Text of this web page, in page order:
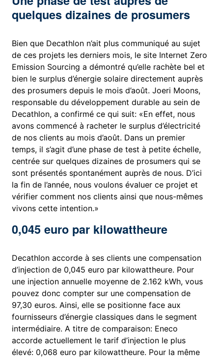
quelques dizaines de prosumers
Bien que Decathlon n’ait plus communiqué au sujet
de ces projets les derniers mois, le site Internet Zero
Emission Sourcing a démontré qu’elle rachète bel et
bien le surplus d’énergie solaire directement auprès
des prosumers depuis le mois d’août. Joeri Moons,
responsable du développement durable au sein de
Decathlon, a confirmé ce qui suit: «En effet, nous
avons commencé à racheter le surplus d’électricité
de nos clients au mois d’août. Dans un premier
temps, il s’agit d’une phase de test à petite échelle,
centrée sur quelques dizaines de prosumers qui se
sont présentés spontanément auprès de nous. D’ici
la fin de l’année, nous voulons évaluer ce projet et
vérifier comment nos clients ainsi que nous-mêmes
vivons cette intention.»
0,045 euro par kilowattheure
Decathlon accorde à ses clients une compensation
d’injection de 0,045 euro par kilowattheure. Pour
une injection annuelle moyenne de 2.162 kWh, vous
pouvez donc compter sur une compensation de
97,30 euros. Ainsi, elle se positionne face aux
fournisseurs d’énergie classiques dans le segment
intermédiaire. A titre de comparaison: Eneco
accorde actuellement le tarif d’injection le plus
élevé: 0,068 euro par kilowattheure. Pour la même